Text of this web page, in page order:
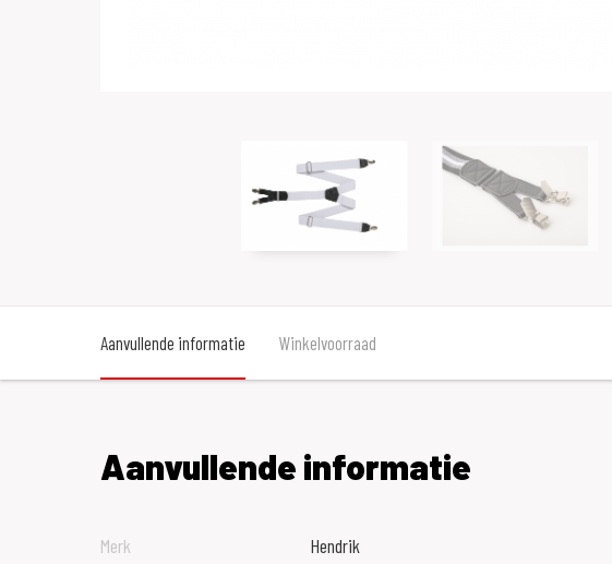
Aanvullende informatie Winkelvoorraad
Aanvullende informatie
Merk
Hendrik